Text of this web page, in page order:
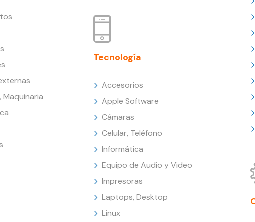
Maquinaria
Tecnología
Accesorios
Apple Software
Cámaras
Celular, Teléfono
Informática
Equipo de Audio y Video
Impresoras
Laptops, Desktop
Linux